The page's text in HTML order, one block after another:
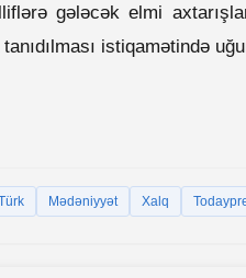
gələcək elmi
istiqamətində
Mədəniyyət Xalq